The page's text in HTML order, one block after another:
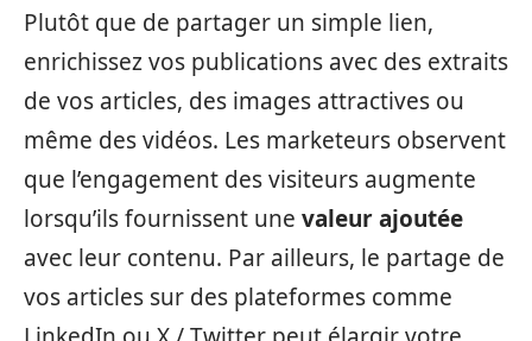
Plutôt que de partager un simple lien,
enrichissez vos publications avec des extraits
de vos articles, des images attractives ou
même des vidéos. Les marketeurs observent
que l’engagement des visiteurs augmente
lorsqu’ils fournissent une valeur ajoutée
avec leur contenu. Par ailleurs, le partage de
vos articles sur des plateformes comme